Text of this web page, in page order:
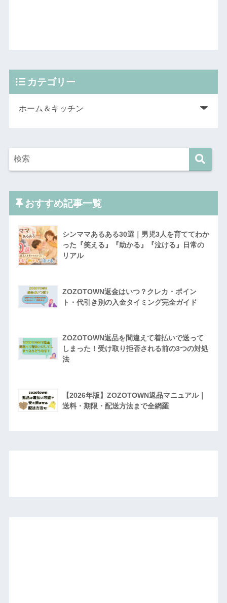
カテゴリー
おすすめ記事一覧
シンママあるある30選｜男児3人を育ててわか
った『笑える』『助かる』『泣ける』日常の
リアル
ZOZOTOWN返金はいつ？クレカ・ポイン
ト・代引き別の入金タイミング完全ガイド
ZOZOTOWN返品を間違えて着払いで送って
しまった！受け取り拒否される前の3つの対処
法
【2026年版】ZOZOTOWN返品マニュアル｜
送料・期限・配送方法まで全網羅